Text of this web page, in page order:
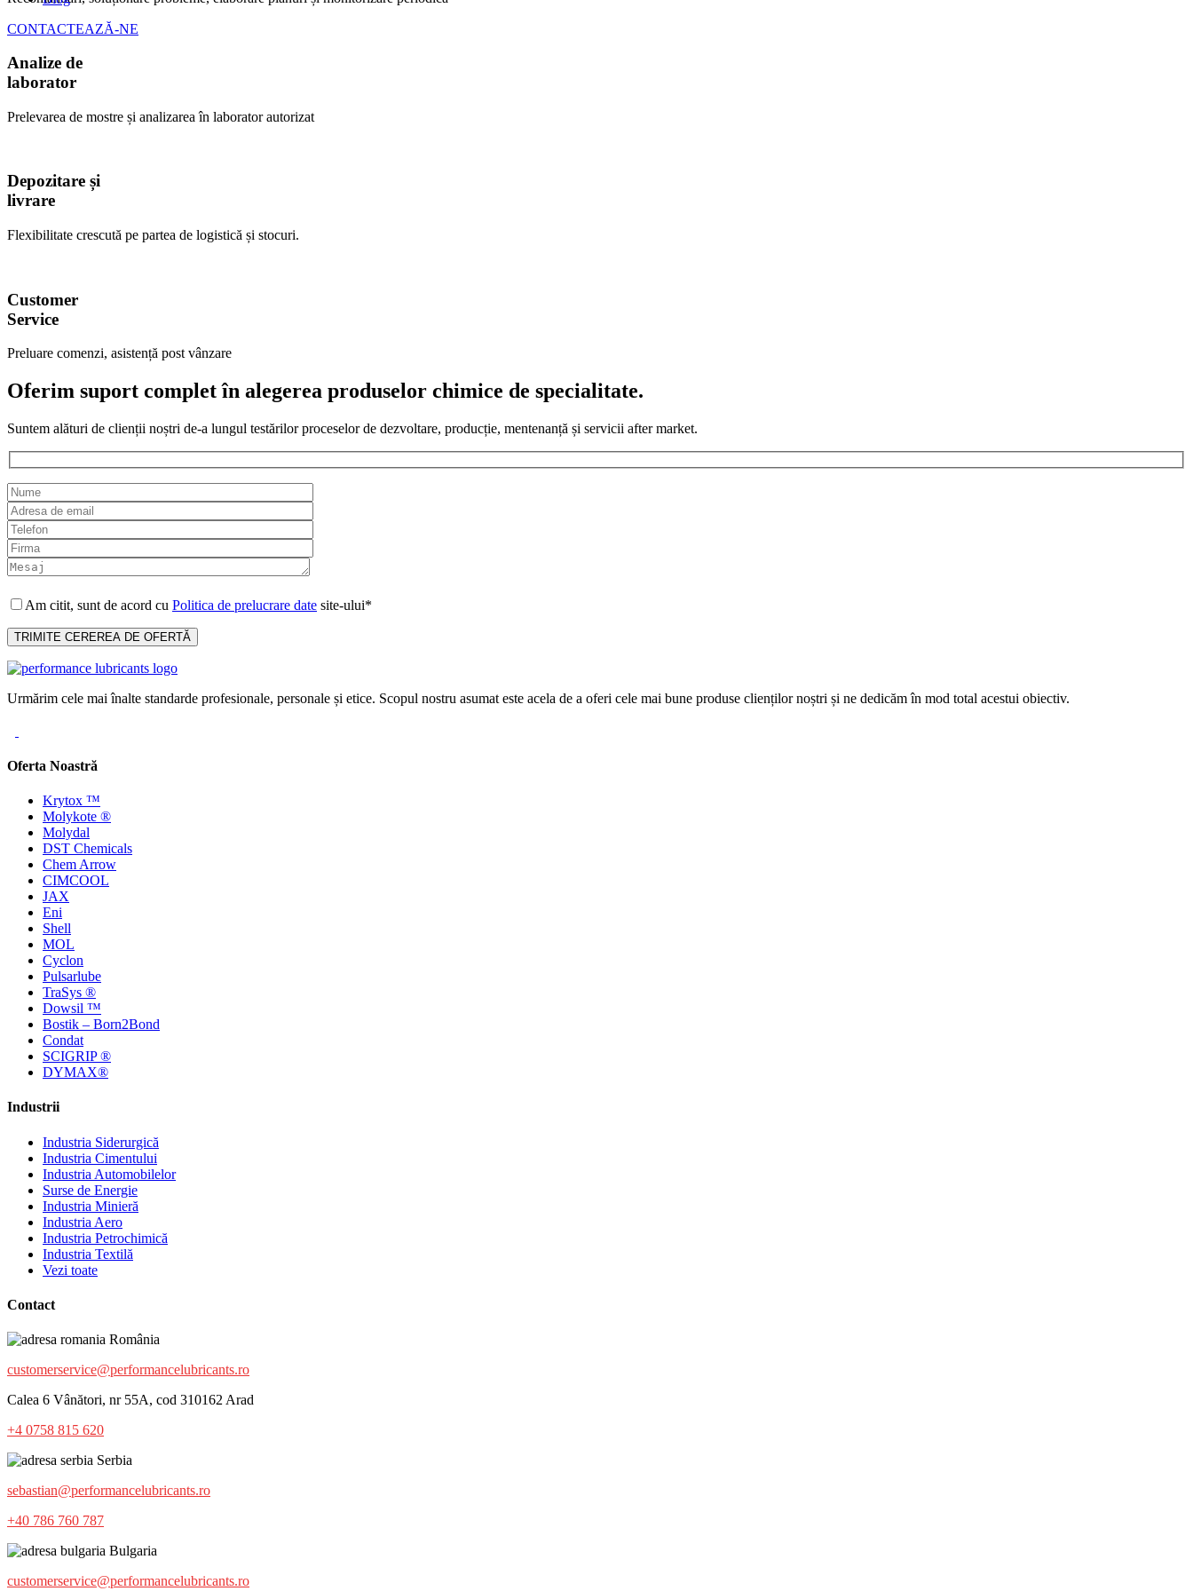
CONTACTEAZĂ-NE
Analize de
laborator
Prelevarea de mostre și analizarea în laborator autorizat
Depozitare și
livrare
Flexibilitate crescută pe partea de logistică și stocuri.
Customer
Service
Preluare comenzi, asistență post vânzare
Oferim suport complet în alegerea produselor chimice de specialitate.
Suntem alături de clienții noștri de-a lungul testărilor proceselor de dezvoltare, producție, mentenanță și servicii after market.
Am citit, sunt de acord cu Politica de prelucrare date site-ului*
Urmărim cele mai înalte standarde profesionale, personale și etice. Scopul nostru asumat este acela de a oferi cele mai bune produse clienților noștri și ne dedicăm în mod total acestui obiectiv.
Oferta Noastră
Krytox ™
Molykote ®
Molydal
DST Chemicals
Chem Arrow
CIMCOOL
JAX
Eni
Shell
MOL
Cyclon
Pulsarlube
TraSys ®
Dowsil ™
Bostik – Born2Bond
Condat
SCIGRIP ®
DYMAX®
Industrii
Industria Siderurgică
Industria Cimentului
Industria Automobilelor
Surse de Energie
Industria Minieră
Industria Aero
Industria Petrochimică
Industria Textilă
Vezi toate
Contact
România
customerservice@performancelubricants.ro
Calea 6 Vânători, nr 55A, cod 310162 Arad
+4 0758 815 620
Serbia
sebastian@performancelubricants.ro
+40 786 760 787
Bulgaria
customerservice@performancelubricants.ro